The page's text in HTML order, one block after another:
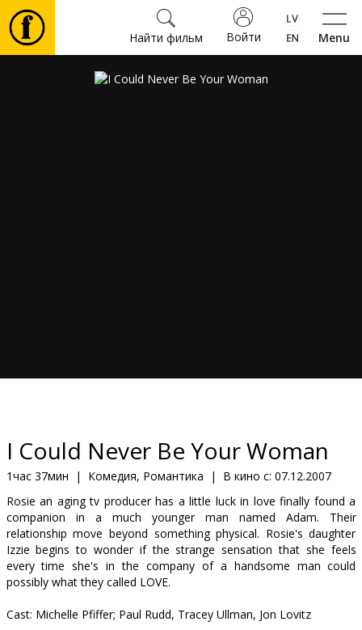
Menu
Войти
Найти фильм
Фильмы
Клуб
I Could Never Be Your Woman
1час 37мин | Комедия, Романтика | В кино с: 07.12.2007
Rosie an aging tv producer has a little luck in love finally found a
companion in a much younger man named Adam. Their
relationship move beyond something physical. Rosie's daughter
Izzie begins to wonder if the strange sensation that she feels
every time she's in the company of a handsome man could
possibly what they called LOVE.
Cast: Michelle Pfiffer; Paul Rudd, Tracey Ullman, Jon Lovitz